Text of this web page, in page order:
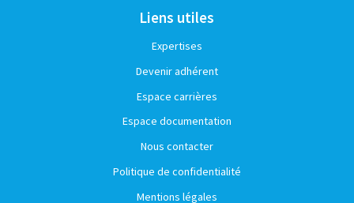
Liens utiles
Expertises
Devenir adhérent
Espace carrières
Espace documentation
Nous contacter
Politique de confidentialité
Mentions légales